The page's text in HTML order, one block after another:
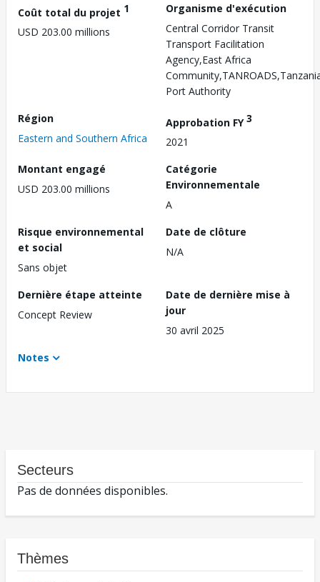
Coût total du projet 1
USD 203.00 millions
Organisme d'exécution
Central Corridor Transit
Transport Facilitation
Agency,East Africa
Port Authority
Région
Eastern and Southern Africa
Approbation FY3
2021
Montant engagé
USD 203.00 millions
Catégorie
Environnementale
A
Risque environnemental
et social
Sans objet
Date de clôture
N/A
Dernière étape atteinte
Concept Review
Date de dernière mise à
jour
30 avril 2025
Notes
Secteurs
Pas de données disponibles.
Thèmes